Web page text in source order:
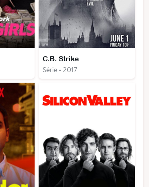
C.B. Strike
Série • 2017